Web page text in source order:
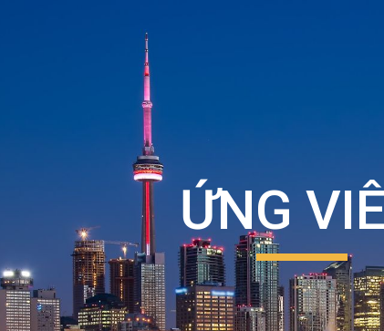
Skip to main content
ỨNG